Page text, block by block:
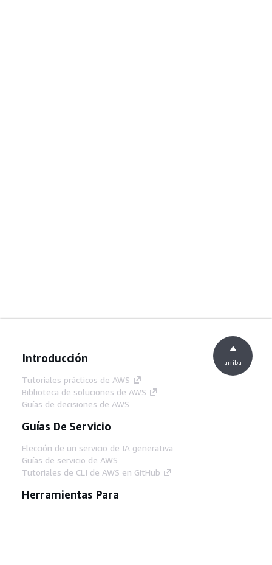
Introducción
Tutoriales prácticos de AWS
Biblioteca de soluciones de AWS
Guías de decisiones de AWS
Guías De Servicio
Elección de un servicio de IA generativa
Guías de servicio de AWS
Tutoriales de CLI de AWS en GitHub
Herramientas Para
arriba